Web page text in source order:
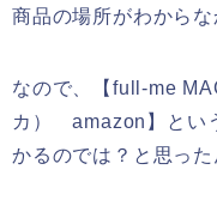
商品の場所がわからな
なので、【full-me
カ） amazon】とい
かるのでは？と思った